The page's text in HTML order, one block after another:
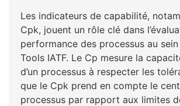
Les indicateurs de capabilité,
Cpk, jouent un rôle clé dans
performance des processus au
Tools IATF. Le Cp mesure la
d’un processus à respecter les
que le Cpk prend en compte le
processus par rapport aux limites